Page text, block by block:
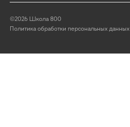
©2026 Школа 800
Политика обработки персональных данных